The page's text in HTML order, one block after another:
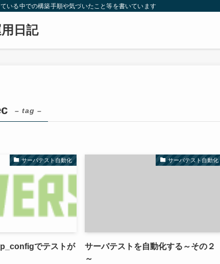
いる中での構築手順や気づいたこと等を書いています
日記
– tag –
サーバテスト自動化
でテストが
サーバテスト自動化
サーバテストを自動化する～その２
～